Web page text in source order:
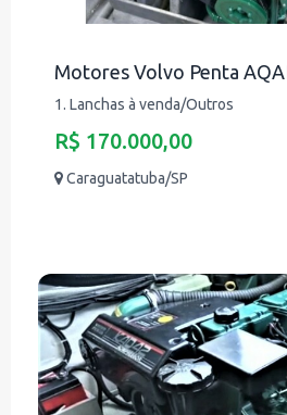
Motores Volvo Penta
1. Lanchas à venda/Outros
R$ 170.000,00
Caraguatatuba/SP